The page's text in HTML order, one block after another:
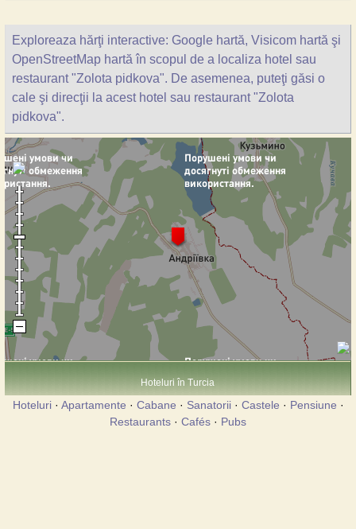
Exploreaza hărţi interactive: Google hartă, Visicom hartă şi
OpenStreetMap hartă în scopul de a localiza hotel sau
restaurant "Zolota pidkova". De asemenea, puteţi găsi o
cale şi direcţii la acest hotel sau restaurant "Zolota
pidkova".
Hoteluri în Turcia
Hoteluri· Apartamente · Cabane · Sanatorii· Castele · Pensiune ·
Restaurants · Cafés · Pubs